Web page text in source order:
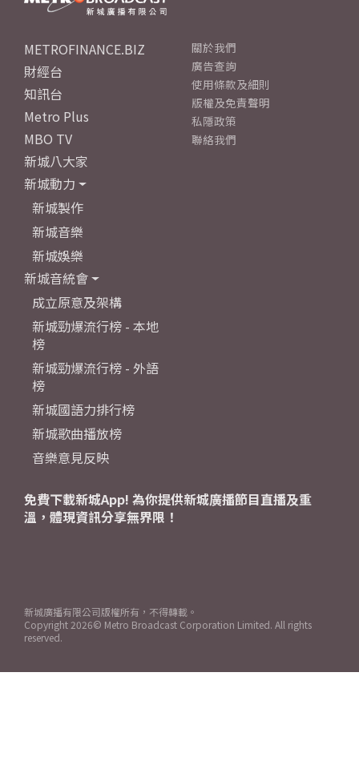
METROFINANCE.BIZ
財經台
知訊台
Metro Plus
MBO TV
新城八大家
新城動力
新城製作
新城音樂
新城娛樂
新城音統會
成立原意及架構
新城勁爆流行榜 - 本地
榜
新城勁爆流行榜 - 外語
榜
新城國語力排行榜
新城歌曲播放榜
音樂意見反映
關於我們
廣告查詢
使用條款及細則
版權及免責聲明
私隱政策
聯絡我們
免費下載新城App! 為你提供新城廣播節目直播及重
溫，體現資訊分享無界限！
新城廣播有限公司版權所有，不得轉載。
Copyright 2026© Metro Broadcast Corporation Limited. All rights
reserved.